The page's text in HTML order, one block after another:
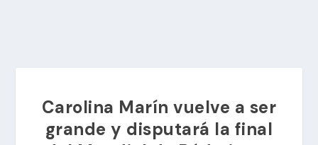
Carolina Marín vuelve a ser
grande y disputará la final